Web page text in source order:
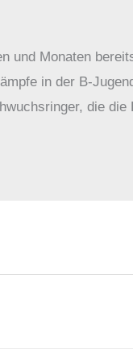
und Monaten
in der B-
die